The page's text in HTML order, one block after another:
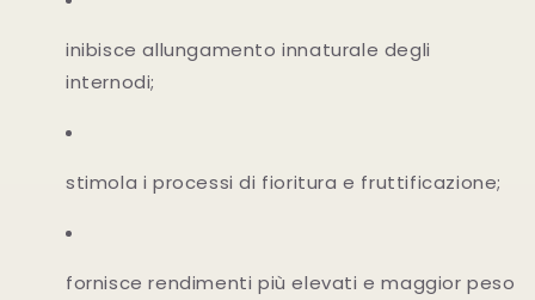
inibisce allungamento innaturale degli
internodi;
stimola i processi di fioritura e fruttificazione;
fornisce rendimenti più elevati e maggior peso